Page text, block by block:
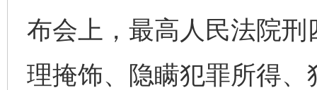
布会上，最高人民法院
理掩饰、隐瞒犯罪所得